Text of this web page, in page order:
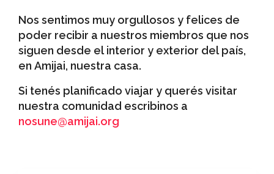
Nos sentimos muy orgullosos y felices de
poder recibir a nuestros miembros que nos
siguen desde el interior y exterior del país,
en Amijai, nuestra casa.
Si tenés planificado viajar y querés visitar
nuestra comunidad escribinos a
nosune@amijai.org